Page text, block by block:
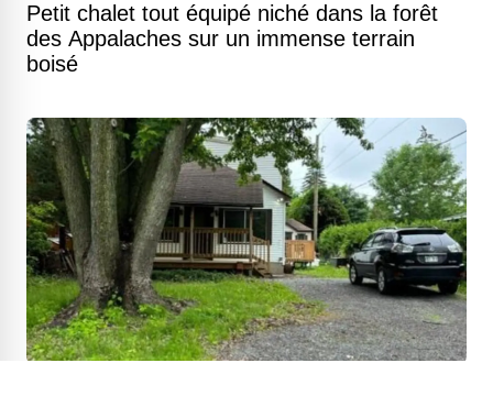
Petit chalet tout équipé niché dans la forêt
des Appalaches sur un immense terrain
boisé